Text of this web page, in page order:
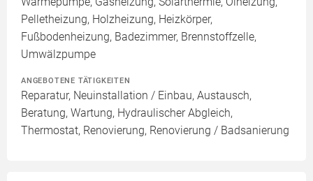
Pelletheizung, Holzheizung, Heizkörper,
Fußbodenheizung, Badezimmer, Brennstoffzelle,
Umwälzpumpe
ANGEBOTENE TÄTIGKEITEN
Reparatur, Neuinstallation / Einbau, Austausch,
Beratung, Wartung, Hydraulischer Abgleich,
Thermostat, Renovierung, Renovierung / Badsanierung